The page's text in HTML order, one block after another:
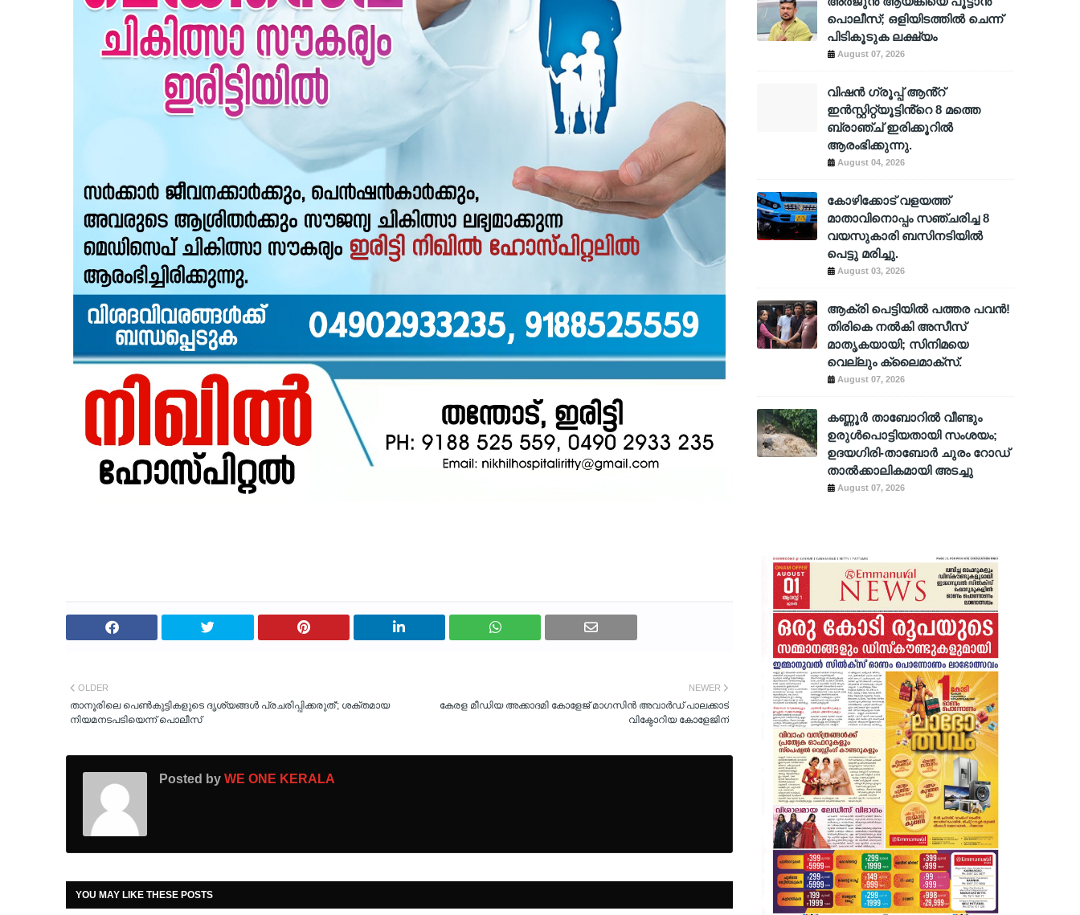
NEWER
കേരള മീഡിയ അക്കാദമി കോളേജ് മാഗസിന്‍ അവാര്‍ഡ് പാലക്കാട്
വിക്ടോറിയ കോളേജിന്
OLDER
താനൂരിലെ പെൺകുട്ടികളുടെ ദൃശ്യങ്ങൾ പ്രചരിപ്പിക്കരുത്'; ശക്തമായ
നിയമനടപടിയെന്ന് പൊലീസ്
Posted by WE ONE KERALA
YOU MAY LIKE THESE POSTS
പൊലീസ്; ഒളിയിടത്തില്‍ ചെന്ന്
പിടികൂടുക ലക്ഷ്യം
August 07, 2026
വിഷൻ ഗ്രൂപ്പ് ആൻ്റ്
ഇൻസ്റ്റിറ്റ്യൂട്ടിൻ്റെ 8 മത്തെ
ബ്രാഞ്ച് ഇരിക്കൂറിൽ
ആരംഭിക്കുന്നു.
August 04, 2026
കോഴിക്കോട് വളയത്ത്
മാതാവിനൊപ്പം സഞ്ചരിച്ച 8
വയസുകാരി ബസിനടിയിൽ
പെട്ടു മരിച്ചു.
August 03, 2026
ആക്രി പെട്ടിയിൽ പത്തര പവൻ!
തിരികെ നൽകി അസീസ്
മാതൃകയായി; സിനിമയെ
വെല്ലും ക്ലൈമാക്സ്.
August 07, 2026
കണ്ണൂർ താബോറിൽ വീണ്ടും
ഉരുൾപൊട്ടിയതായി സംശയം;
ഉദയഗിരി-താബോർ ചുരം റോഡ്
താൽക്കാലികമായി അടച്ചു
August 07, 2026